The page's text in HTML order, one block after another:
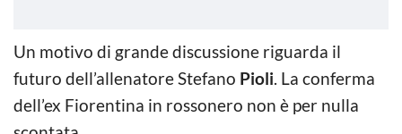
Un motivo di grande discussione riguarda il
futuro dell’allenatore Stefano Pioli. La conferma
dell’ex Fiorentina in rossonero non è per nulla